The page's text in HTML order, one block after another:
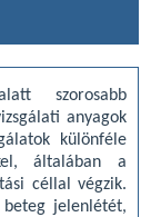
szorosabb
anyagok
különféle
általában a
céllal végzik.
jelenlétét,